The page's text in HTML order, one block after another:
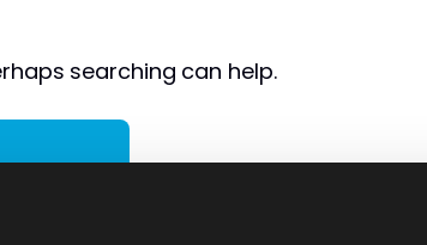
searching can help.